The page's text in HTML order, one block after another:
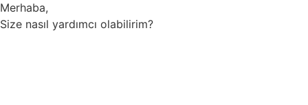
Merhaba,
Size nasıl yardımcı olabilirim?